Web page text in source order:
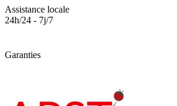
Assistance locale
24h/24 - 7j/7
Garanties